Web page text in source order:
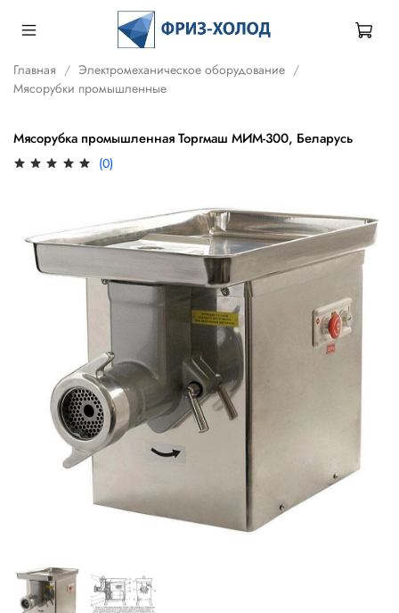
Главная
Электромеханическое оборудование
Мясорубки промышленные
Мясорубка промышленная Торгмаш МИМ-300, Беларусь
(0)